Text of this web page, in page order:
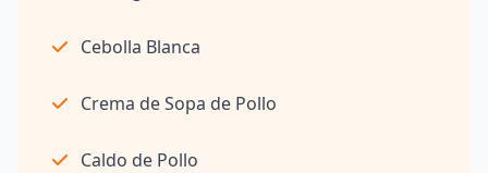
Cebolla Blanca
Crema de Sopa de Pollo
Caldo de Pollo